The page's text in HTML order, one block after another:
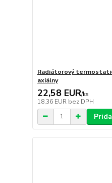
Radiátorový
axiálny
22,58 EUR/ks
18,36 EUR bez DPH